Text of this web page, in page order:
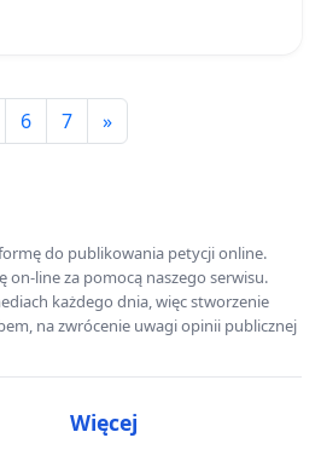
oraz ochrony
Knyszyńskiej
6 7 »
do publikowania petycji online.
on-line za pomocą naszego serwisu.
każdego dnia, więc stworzenie
na zwrócenie uwagi opinii publicznej
Więcej